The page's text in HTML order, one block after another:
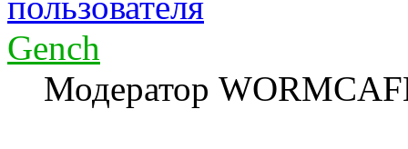
Gench
Модератор